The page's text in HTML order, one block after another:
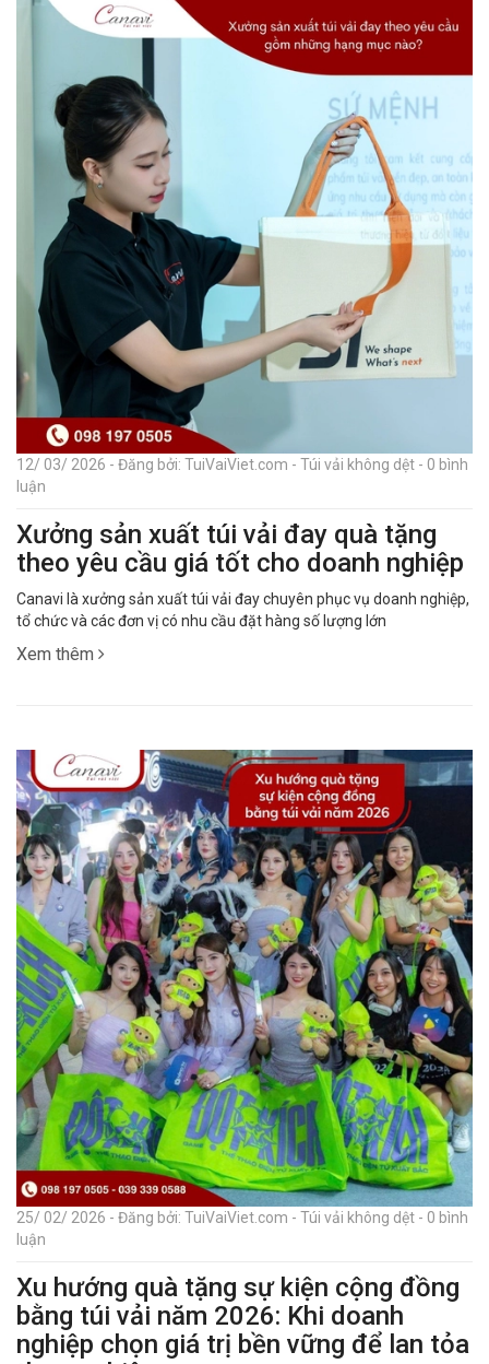
12/ 03/ 2026 - Đăng bởi: TuiVaiViet.com - Túi vải không dệt - 0 bình
luận
Xưởng sản xuất túi vải đay quà tặng
theo yêu cầu giá tốt cho doanh nghiệp
Canavi là xưởng sản xuất túi vải đay chuyên phục vụ doanh nghiệp,
tổ chức và các đơn vị có nhu cầu đặt hàng số lượng lớn
Xem thêm
25/ 02/ 2026 - Đăng bởi: TuiVaiViet.com - Túi vải không dệt - 0 bình
luận
Xu hướng quà tặng sự kiện cộng đồng
bằng túi vải năm 2026: Khi doanh
nghiệp chọn giá trị bền vững để lan tỏa